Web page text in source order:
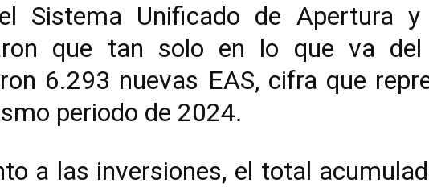
Sistema Unificado de Apertura
que tan solo en lo que va
6.293 nuevas EAS, cifra que
periodo de 2024.
a las inversiones, el total